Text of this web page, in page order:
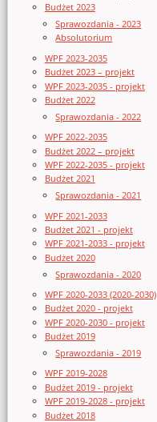
Budżet 2023
Sprawozdania - 2023
Absolutorium
WPF 2023-2035
Budżet 2023 – projekt
WPF 2023-2035 - projekt
Budżet 2022
Sprawozdania - 2022
WPF 2022-2035
Budżet 2022 – projekt
WPF 2022-2035 - projekt
Budżet 2021
Sprawozdania - 2021
WPF 2021-2033
Budżet 2021 - projekt
WPF 2021-2033 - projekt
Budżet 2020
Sprawozdania - 2020
WPF 2020-2033 (2020-2030)
Budżet 2020 - projekt
WPF 2020-2030 - projekt
Budżet 2019
Sprawozdania - 2019
WPF 2019-2028
Budżet 2019 - projekt
WPF 2019-2028 - projekt
Budżet 2018